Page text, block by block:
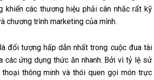
khiến các thương hiệu phải cân nhắc rất kỹ
chương trình marketing của mình.
đối tượng hấp dẫn nhất trong cuộc đua tài
các ứng dụng thức ăn nhanh. Bởi vì tỷ lệ sử
thông minh và thói quen gọi món trực